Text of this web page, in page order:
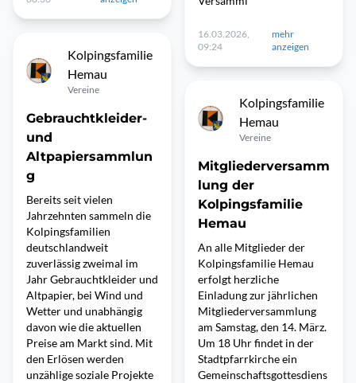
Kolpingsfamilie
Hemau
Vereine
Gebrauchtkleider-
und
Altpapiersammlun
g
Bereits seit vielen
Jahrzehnten sammeln die
Kolpingsfamilien
deutschlandweit
zuverlässig zweimal im
Jahr Gebrauchtkleider und
Altpapier, bei Wind und
Wetter und unabhängig
davon wie die aktuellen
Preise am Markt sind. Mit
den Erlösen werden
unzählige soziale Projekte
16.03.2026,
09:24
mehr
anzeigen
Kolpingsfamilie
Hemau
Vereine
Mitgliederversamm
lung der
Kolpingsfamilie
Hemau
An alle Mitglieder der
Kolpingsfamilie Hemau
erfolgt herzliche
Einladung zur jährlichen
Mitgliederversammlung
am Samstag, den 14. März.
Um 18 Uhr findet in der
Stadtpfarrkirche ein
Gemeinschaftsgottesdiens